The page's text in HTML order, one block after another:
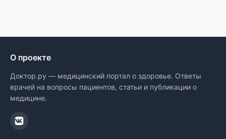
О проекте
Доктор.ру — медицинский портал о здоровье. Ответы
врачей на вопросы пациентов, статьи и публикации о
медицине.